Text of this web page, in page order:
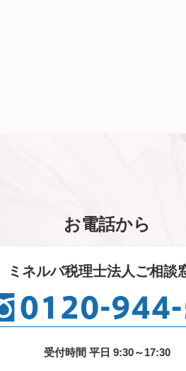
お電話から
ミネルバ税理士法人ご相談
受付時間 平日 9:30～17:30